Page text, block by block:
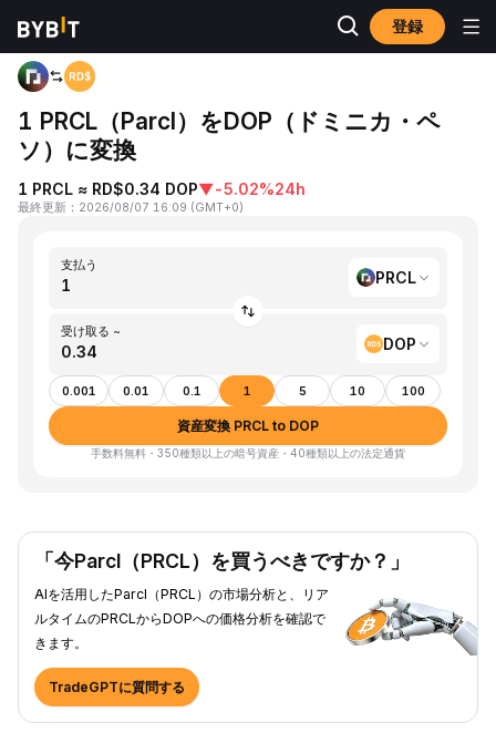
登録
ホーム PRCL to DOP
1 PRCL（Parcl）をDOP（ドミニカ・ペ
ソ）に変換
1 PRCL ≈ RD$0.34 DOP▼-5.02%24h
最終更新 ： 2026/08/07 16:09 (GMT+0)
支払う
PRCL
受け取る ~
DOP
0.001 0.01 0.1 1 5 10 100
資産変換 PRCL to DOP
手数料無料・350種類以上の暗号資産・40種類以上の法定通貨
「今Parcl（PRCL）を買うべきですか？」
AIを活用したParcl（PRCL）の市場分析と、リア
ルタイムのPRCLからDOPへの価格分析を確認で
きます。
TradeGPTに質問する